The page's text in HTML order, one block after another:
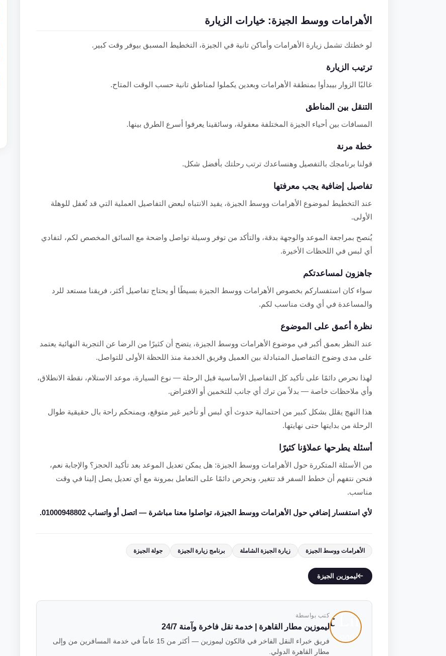
الأهرامات ووسط الجيزة: خيارات الزيارة
لو خطتك تشمل زيارة الأهرامات وأماكن تانية في الجيزة، التخطيط المسبق بيوفر وقت كبير.
ترتيب الزيارة
غالبًا الزوار بيبدأوا بمنطقة الأهرامات وبعدين يكملوا لمناطق تانية حسب الوقت المتاح.
التنقل بين المناطق
المسافات بين أحياء الجيزة المختلفة معقولة، وسائقينا يعرفوا أسرع الطرق بينها.
خطة مرنة
قولنا برنامجك بالتفصيل وهنساعدك ترتب رحلتك بأفضل شكل.
تفاصيل إضافية يجب معرفتها
عند التخطيط لموضوع الأهرامات ووسط الجيزة، يفيد الانتباه لبعض التفاصيل العملية التي قد تُغفل للوهلة
الأولى.
يُنصح بمراجعة الموعد والوجهة بدقة، والتأكد من توفر وسيلة تواصل واضحة مع السائق المخصص لكم، لتفادي
أي لبس في اللحظات الأخيرة.
جاهزون لمساعدتكم
سواء كان استفساركم بخصوص الأهرامات ووسط الجيزة بسيطًا أو يحتاج تفاصيل أكثر، فريقنا مستعد للرد
والمساعدة في أي وقت مناسب لكم.
نظرة أعمق على الموضوع
عند النظر بعمق أكبر في موضوع الأهرامات ووسط الجيزة، يتضح أن كثيرًا من الرضا عن التجربة النهائية يعتمد
على مدى وضوح التفاصيل المتبادلة بين العميل وفريق الخدمة منذ اللحظة الأولى للتواصل.
لهذا نحرص دائمًا على تأكيد كل التفاصيل الأساسية قبل الرحلة — نوع السيارة، موعد الاستلام، نقطة الانطلاق،
وأي ملاحظات خاصة — بدلاً من ترك أي جانب للتخمين أو الافتراض.
هذا النهج يقلل بشكل كبير من احتمالية حدوث أي لبس أو تأخير غير متوقع، ويمنحكم راحة بال حقيقية طوال
الرحلة من بدايتها حتى نهايتها.
أسئلة يطرحها عملاؤنا كثيرًا
من الأسئلة المتكررة حول الأهرامات ووسط الجيزة: هل يمكن تعديل الموعد بعد تأكيد الحجز؟ والإجابة نعم،
فنحن نتفهم أن خطط السفر قد تتغير، ونحرص دائمًا على التعامل بمرونة مع أي تعديل يصل إلينا في وقت
مناسب.
لأي استفسار إضافي حول الأهرامات ووسط الجيزة، تواصلوا معنا مباشرة — اتصل أو واتساب 01000948802.
الأهرامات ووسط الجيزة زيارة الجيزة الشاملة برنامج زيارة الجيزة جولة الجيزة
ليموزين الجيزة
كتب بواسطة
ليموزين مطار القاهرة | خدمة نقل فاخرة وآمنة 24/7
فريق خبراء النقل الفاخر في فالكون ليموزين — أكثر من 15 عاماً في خدمة المسافرين من وإلى
مطار القاهرة الدولي.